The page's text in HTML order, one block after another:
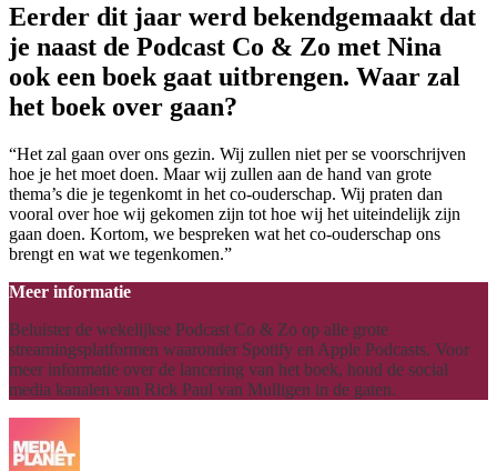
Eerder dit jaar werd bekendgemaakt dat
je naast de Podcast Co & Zo met Nina
ook een boek gaat uitbrengen. Waar zal
het boek over gaan?
“Het zal gaan over ons gezin. Wij zullen niet per se voorschrijven
hoe je het moet doen. Maar wij zullen aan de hand van grote
thema’s die je tegenkomt in het co-ouderschap. Wij praten dan
vooral over hoe wij gekomen zijn tot hoe wij het uiteindelijk zijn
gaan doen. Kortom, we bespreken wat het co-ouderschap ons
brengt en wat we tegenkomen.”
Meer informatie
Beluister de wekelijkse Podcast Co & Zo op alle grote
streamingsplatformen waaronder Spotify en Apple Podcasts. Voor
meer informatie over de lancering van het boek, houd de social
media kanalen van Rick Paul van Mulligen in de gaten.